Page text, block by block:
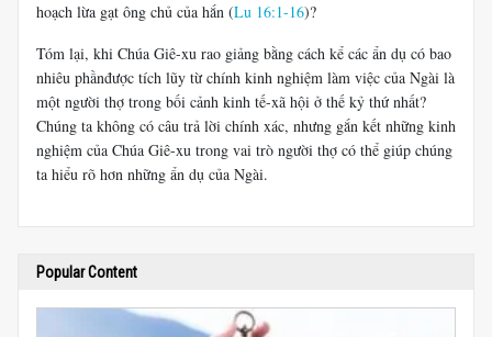
hoạch lừa gạt ông chủ của hắn (Lu 16:1-16)?
Tóm lại, khi Chúa Giê-xu rao giảng bằng cách kể các ẩn dụ có bao
nhiêu phầnđược tích lũy từ chính kinh nghiệm làm việc của Ngài là
một người thợ trong bối cảnh kinh tế-xã hội ở thế kỷ thứ nhất?
Chúng ta không có câu trả lời chính xác, nhưng gắn kết những kinh
nghiệm của Chúa Giê-xu trong vai trò người thợ có thể giúp chúng
ta hiểu rõ hơn những ẩn dụ của Ngài.
Popular Content